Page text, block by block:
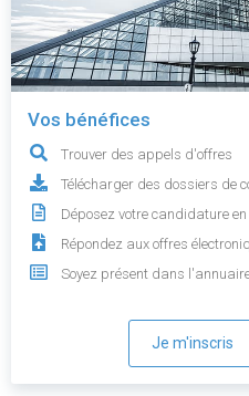
Vos bénéfices
Trouver des appels d'offres
Télécharger des dossiers de
Déposez votre candidature
Répondez aux offres
Soyez présent dans
Je m'inscris